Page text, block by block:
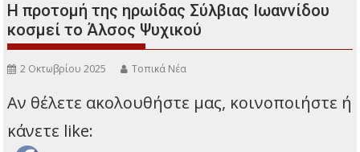
Η προτομή της ηρωίδας Σύλβιας Ιωαννίδου
κοσμεί το Άλσος Ψυχικού
2 Οκτωβρίου 2025 Τοπικά Νέα
Αν θέλετε ακολουθήστε μας, κοινοποιήστε ή
κάνετε like: